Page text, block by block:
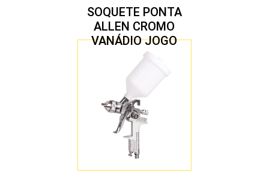
SOQUETE PONTA
ALLEN CROMO
VANÁDIO JOGO
COM 10 PEÇAS